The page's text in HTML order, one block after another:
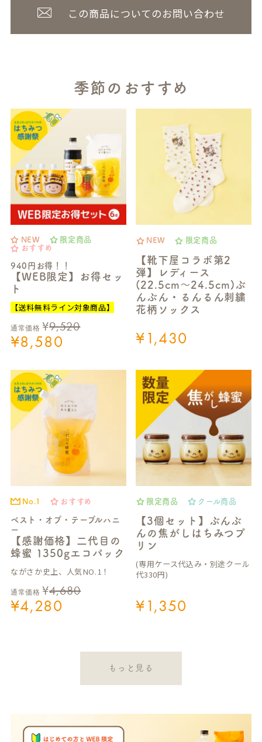
この商品についてのお問い合わせ
季節のおすすめ
NEW
限定商品
おすすめ
940円お得！！
【WEB限定】お得セッ
ト
【送料無料ライン対象商品】
通常価格 ¥9,520
¥8,580
NEW 限定商品
【靴下屋コラボ第2
弾】レディース
(22.5cm～24.5cm)ぶ
んぶん・るんるん刺繍
花柄ソックス
¥1,430
No.1 おすすめ
ベスト・オブ・テーブルハニ
ー
【感謝価格】二代目の
蜂蜜 1350gエコパック
ながさか史上、人気NO.1！
通常価格 ¥4,680
¥4,280
限定商品 クール商品
【3個セット】ぶんぶ
んの焦がしはちみつプ
リン
(専用ケース代込み・別途クール
代330円)
¥1,350
もっと見る